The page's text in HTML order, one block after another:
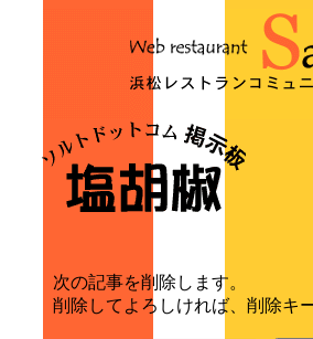
次の記事を削除します。
削除してよろしければ、削除キ